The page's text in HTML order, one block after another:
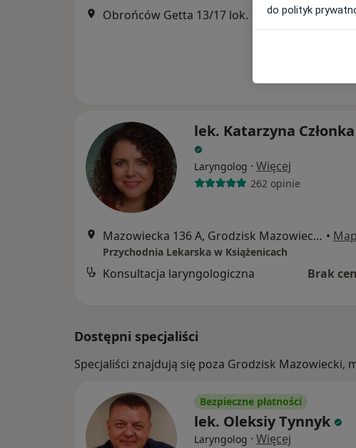
Obrońców Getta 13/17 lok. 109, Grodzisk Mazowiecki •
lek. Katarzyna Członka
Laryngolog · Więcej
262 opinie
Mazowiecka 136 A, Grodzisk Mazowiecki Książenice •
Przychodnia Lekarska w Książenicach
Konsultacja laryngologiczna Brak
Dostępni specjaliści
Specjaliści znajdują się poza Grodzisk
Bezpieczne płatności
lek. Oleksiy Tynnyk
Laryngolog · Więcej
do polityk